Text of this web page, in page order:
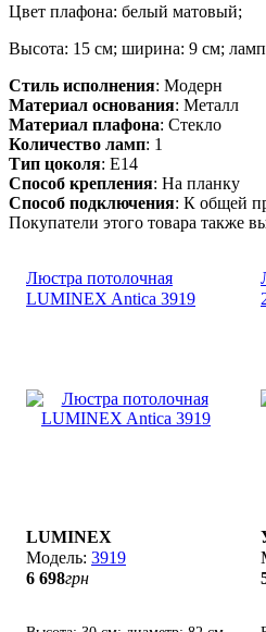
Цвет плафона: белый матовый;
Высота: 15 см; ширина: 9 см;
Стиль исполнения: Модерн
Материал основания: Металл
Материал плафона: Стекло
Количество ламп: 1
Тип цоколя: E14
Способ крепления: На планку
Способ подключения: К общей
Покупатели этого товара также
Люстра потолочная
LUMINEX Antica 3919
LUMINEX
3919
6 698грн